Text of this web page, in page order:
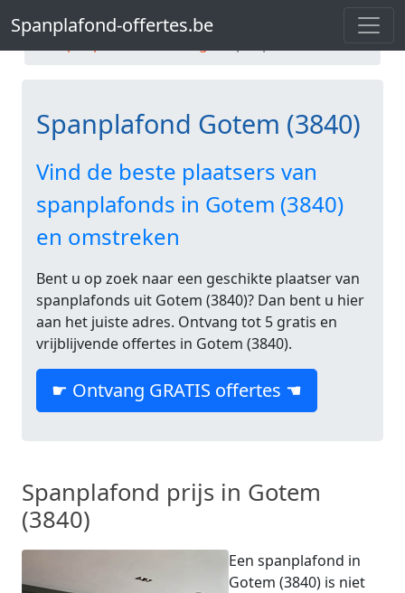
Spanplafond-offertes.be
Spanplafond-offertes.be
Spanplafond Gotem (3840)
Vind de beste plaatsers van
spanplafonds in Gotem (3840)
en omstreken
Bent u op zoek naar een geschikte plaatser van
spanplafonds uit Gotem (3840)? Dan bent u hier
aan het juiste adres. Ontvang tot 5 gratis en
vrijblijvende offertes in Gotem (3840).
☛ Ontvang GRATIS offertes ☚
Spanplafond prijs in Gotem
(3840)
Een spanplafond in
Gotem (3840) is niet